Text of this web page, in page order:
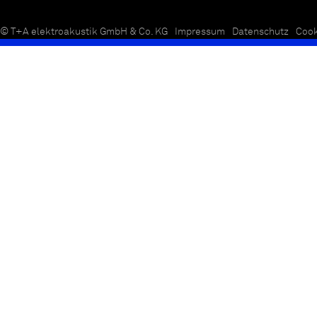
© T+A elektroakustik GmbH & Co. KG Impressum Datenschutz